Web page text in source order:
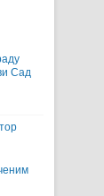
Сад